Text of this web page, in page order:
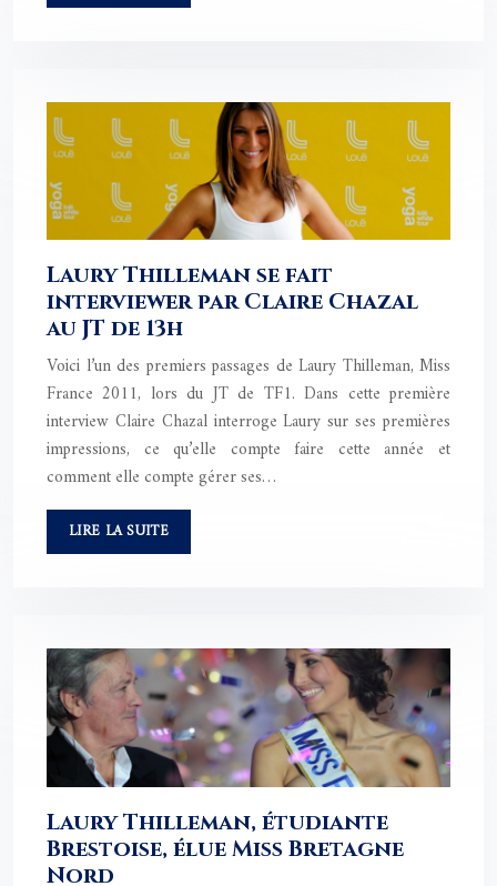
Laury Thilleman se fait
interviewer par Claire Chazal
au JT de 13h
Voici l’un des premiers passages de Laury Thilleman, Miss
France 2011, lors du JT de TF1. Dans cette première
interview Claire Chazal interroge Laury sur ses premières
impressions, ce qu’elle compte faire cette année et
comment elle compte gérer ses…
LIRE LA SUITE
Laury Thilleman, étudiante
Brestoise, élue Miss Bretagne
Nord